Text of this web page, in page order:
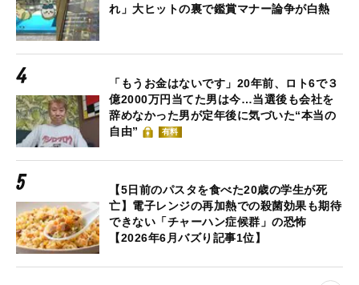
れ」大ヒットの裏で鑑賞マナー論争が白熱
「もうお金はないです」20年前、ロト6で３
億2000万円当てた男は今…当選後も会社を
辞めなかった男が定年後に気づいた“本当の
自由”
有料
【5日前のパスタを食べた20歳の学生が死
亡】電子レンジの再加熱での殺菌効果も期待
できない「チャーハン症候群」の恐怖
【2026年6月バズり記事1位】